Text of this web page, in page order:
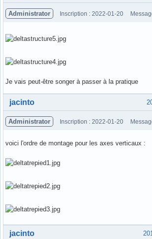
Administrator Inscription : 2022-01-20
Je vais peut-être songer à passer à la pratique
Hors ligne
jacinto
Administrator Inscription : 2022-01-20
voici l'ordre de montage pour les axes verticaux :
Hors ligne
jacinto